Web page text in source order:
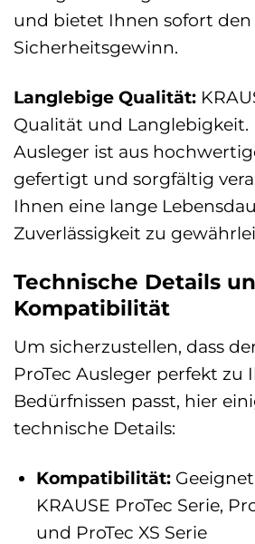
und bietet Ihnen sofort
Sicherheitsgewinn.
Langlebige Qualität:
Qualität und Langlebigkeit.
Ausleger ist aus
gefertigt und sorgfältig
Ihnen eine lange
Zuverlässigkeit zu
Technische Details
Kompatibilität
Um sicherzustellen, dass
ProTec Ausleger perfekt zu
Bedürfnissen passt, hier
technische Details:
Kompatibilität:
KRAUSE ProTec Serie,
und ProTec XS Serie